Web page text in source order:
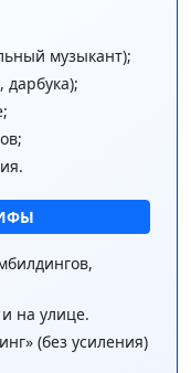
музыкант);
дарбука);
на улице.
(без усиления)